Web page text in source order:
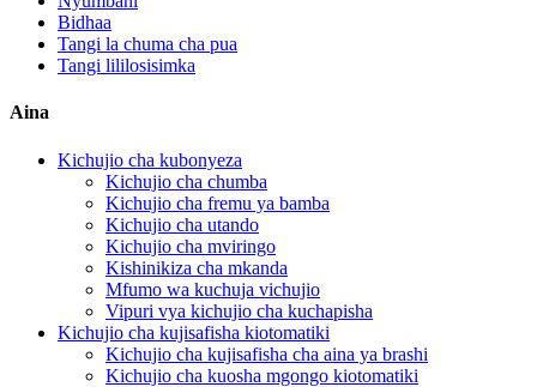
Bidhaa
Tangi la chuma cha pua
Tangi lililosisimka
Aina
Kichujio cha kubonyeza
Kichujio cha chumba
Kichujio cha fremu ya bamba
Kichujio cha utando
Kichujio cha mviringo
Kishinikiza cha mkanda
Mfumo wa kuchuja vichujio
Vipuri vya kichujio cha kuchapisha
Kichujio cha kujisafisha kiotomatiki
Kichujio cha kujisafisha cha aina ya brashi
Kichujio cha kuosha mgongo kiotomatiki